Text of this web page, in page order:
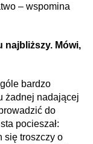
– wspomina
najbliższy. Mówi,
bardzo
żadnej nadającej
do
pocieszał:
się troszczy o